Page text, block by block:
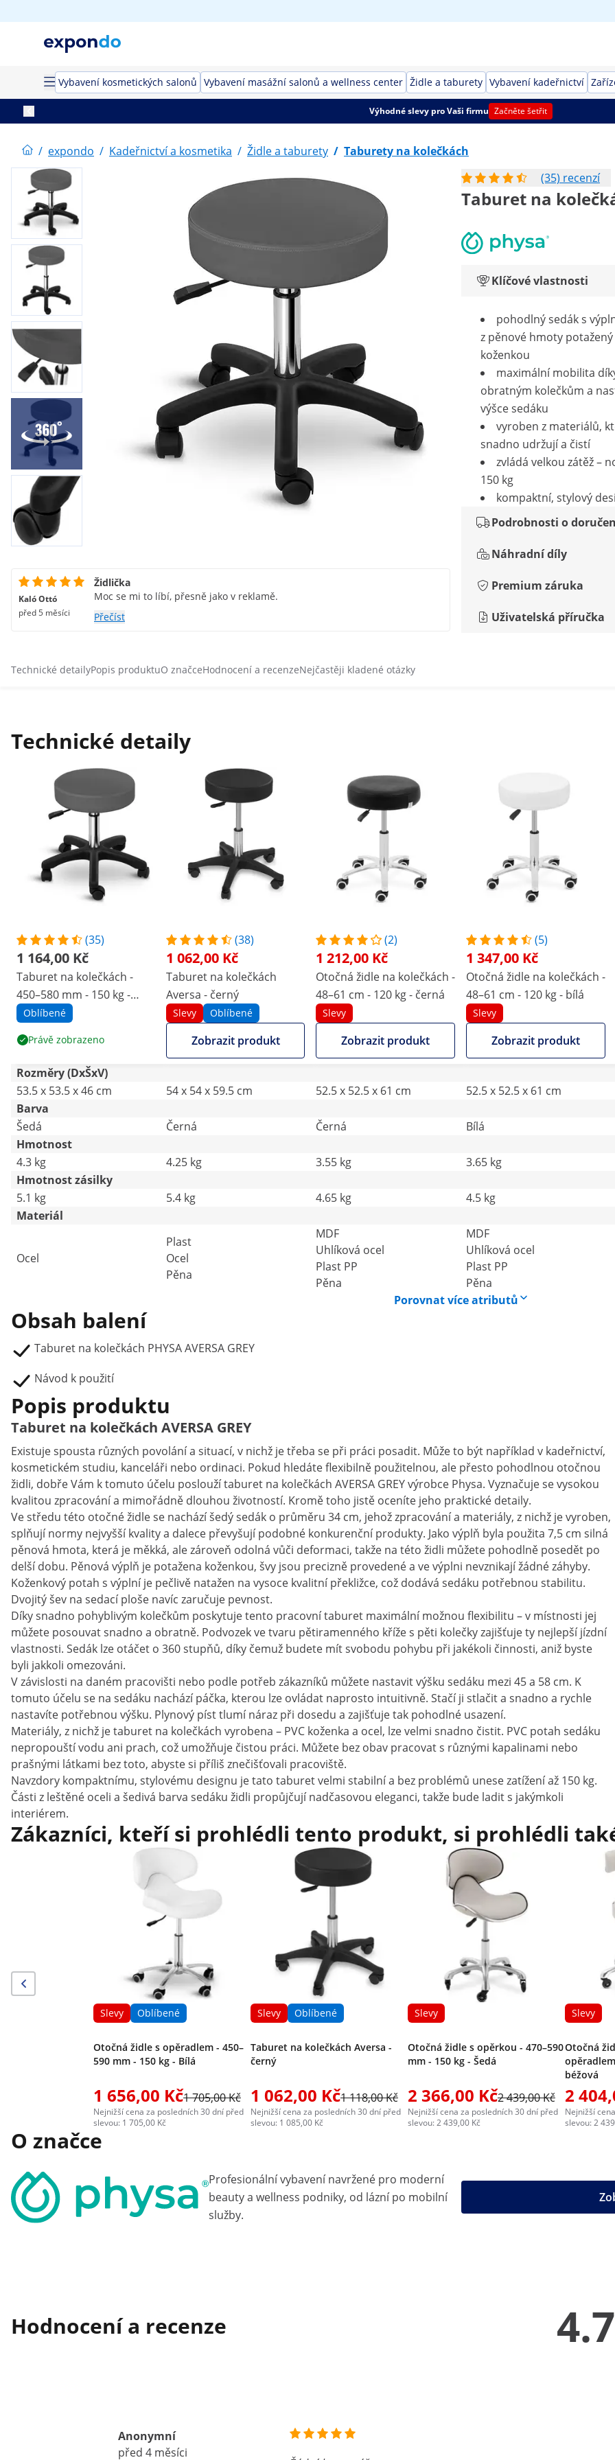
Vybavení kosmetických salonů Vybavení masážní salonů a wellness center Židle a taburety Vybavení kadeřnictví
Výhodné slevy pro Vaši firmu Začněte šetřit
/ expondo / Kadeřnictví a kosmetika / Židle a taburety / Taburety na kolečkách
(35) recenzí
Taburet na
Klíčové vlastnosti
pohodlný sedák s
z pěnové hmoty potažený
koženkou
maximální mobilita
obratným kolečkům a
výšce sedáku
vyroben z materiálů,
snadno udržují a čistí
zvládá velkou zátěž –
150 kg
kompaktní, stylový
Podrobnosti o
Náhradní díly
Premium záruka
Uživatelská příručka
Kaló Ottó
před 5 měsíci
Židlička
Moc se mi to líbí, přesně jako v reklamě.
Přečíst
Technické detailyPopis produktuO značceHodnocení a recenzeNejčastěji kladené otázky
Technické detaily
(35)
1 164,00 Kč
Taburet na kolečkách -
450–580 mm - 150 kg -
šedý
Oblíbené
Právě zobrazeno
(38)
1 062,00 Kč
Taburet na kolečkách
Aversa - černý
Slevy Oblíbené
Zobrazit produkt
(2)
1 212,00 Kč
Otočná židle na kolečkách -
48–61 cm - 120 kg - černá
Slevy
Zobrazit produkt
(5)
1 347,00 Kč
Otočná židle na kolečkách -
48–61 cm - 120 kg - bílá
Slevy
Zobrazit produkt
Rozměry (DxŠxV)
53.5 x 53.5 x 46 cm
54 x 54 x 59.5 cm 52.5 x 52.5 x 61 cm
52.5 x 52.5 x 61 cm
Barva
Šedá
Černá Černá
Bílá
Hmotnost
4.3 kg
4.25 kg 3.55 kg
3.65 kg
Hmotnost zásilky
5.1 kg
5.4 kg 4.65 kg
4.5 kg
Materiál
Ocel
Plast
Ocel
Pěna
MDF
Uhlíková ocel
Plast PP
Pěna
MDF
Uhlíková ocel
Plast PP
Pěna
Porovnat více atributů
Obsah balení
Taburet na kolečkách PHYSA AVERSA GREY
Návod k použití
Popis produktu
Taburet na kolečkách AVERSA GREY
Existuje spousta různých povolání a situací, v nichž je třeba se při práci posadit. Může to být například v kadeřnictví,
kosmetickém studiu, kanceláři nebo ordinaci. Pokud hledáte flexibilně použitelnou, ale přesto pohodlnou otočnou
židli, dobře Vám k tomuto účelu poslouží taburet na kolečkách AVERSA GREY výrobce Physa. Vyznačuje se vysokou
kvalitou zpracování a mimořádně dlouhou životností. Kromě toho jistě oceníte jeho praktické detaily.
Ve středu této otočné židle se nachází šedý sedák o průměru 34 cm, jehož zpracování a materiály, z nichž je vyroben,
splňují normy nejvyšší kvality a dalece převyšují podobné konkurenční produkty. Jako výplň byla použita 7,5 cm silná
pěnová hmota, která je měkká, ale zároveň odolná vůči deformaci, takže na této židli můžete pohodlně posedět po
delší dobu. Pěnová výplň je potažena koženkou, švy jsou precizně provedené a ve výplni nevznikají žádné záhyby.
Koženkový potah s výplní je pečlivě natažen na vysoce kvalitní překližce, což dodává sedáku potřebnou stabilitu.
Dvojitý šev na sedací ploše navíc zaručuje pevnost.
Díky snadno pohyblivým kolečkům poskytuje tento pracovní taburet maximální možnou flexibilitu – v místnosti jej
můžete posouvat snadno a obratně. Podvozek ve tvaru pětiramenného kříže s pěti kolečky zajišťuje ty nejlepší jízdní
vlastnosti. Sedák lze otáčet o 360 stupňů, díky čemuž budete mít svobodu pohybu při jakékoli činnosti, aniž byste
byli jakkoli omezováni.
V závislosti na daném pracovišti nebo podle potřeb zákazníků můžete nastavit výšku sedáku mezi 45 a 58 cm. K
tomuto účelu se na sedáku nachází páčka, kterou lze ovládat naprosto intuitivně. Stačí ji stlačit a snadno a rychle
nastavíte potřebnou výšku. Plynový píst tlumí náraz při dosedu a zajišťuje tak pohodlné usazení.
Materiály, z nichž je taburet na kolečkách vyrobena – PVC koženka a ocel, lze velmi snadno čistit. PVC potah sedáku
nepropouští vodu ani prach, což umožňuje čistou práci. Můžete bez obav pracovat s různými kapalinami nebo
prašnými látkami bez toto, abyste si příliš znečišťovali pracoviště.
Navzdory kompaktnímu, stylovému designu je tato taburet velmi stabilní a bez problémů unese zatížení až 150 kg.
Části z leštěné oceli a šedivá barva sedáku židli propůjčují nadčasovou eleganci, takže bude ladit s jakýmkoli
interiérem.
Zákazníci, kteří si prohlédli tento produkt, si prohlédli
Slevy Oblíbené
Otočná židle s opěradlem - 450–
590 mm - 150 kg - Bílá
1 656,00 Kč1 705,00 Kč
Nejnižší cena za posledních 30 dní před
slevou: 1 705,00 Kč
Slevy Oblíbené
Taburet na kolečkách Aversa -
černý
1 062,00 Kč1 118,00 Kč
Nejnižší cena za posledních 30 dní před
slevou: 1 085,00 Kč
Slevy
Otočná židle s opěrkou - 470–590
mm - 150 kg - Šedá
2 366,00 Kč2 439,00 Kč
Nejnižší cena za posledních 30 dní před
slevou: 2 439,00 Kč
Slevy
Otočná
béžová
2
Nejnižší
slevou: 2
O značce
Profesionální vybavení navržené pro moderní
beauty a wellness podniky, od lázní po mobilní
služby.
Hodnocení a recenze 4.7
Anonymní
před 4 měsíci